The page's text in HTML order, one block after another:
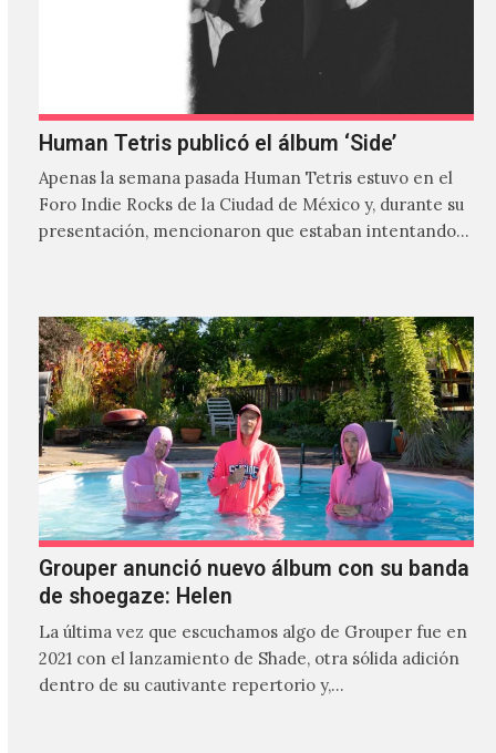
Human Tetris publicó el álbum ‘Side’
Apenas la semana pasada Human Tetris estuvo en el
Foro Indie Rocks de la Ciudad de México y, durante su
presentación, mencionaron que estaban intentando…
Grouper anunció nuevo álbum con su banda
de shoegaze: Helen
La última vez que escuchamos algo de Grouper fue en
2021 con el lanzamiento de Shade, otra sólida adición
dentro de su cautivante repertorio y,…